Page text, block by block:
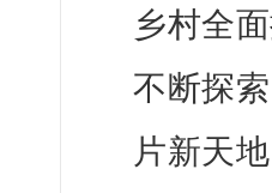
乡村全
不断探
片新天